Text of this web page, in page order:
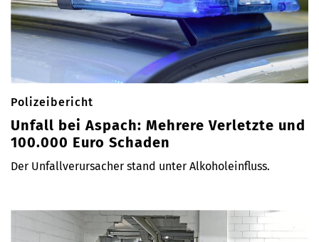
Polizeibericht
Unfall bei Aspach: Mehrere Verletzte und
100.000 Euro Schaden
Der Unfallverursacher stand unter Alkoholeinfluss.